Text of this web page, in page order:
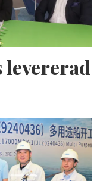
levererad